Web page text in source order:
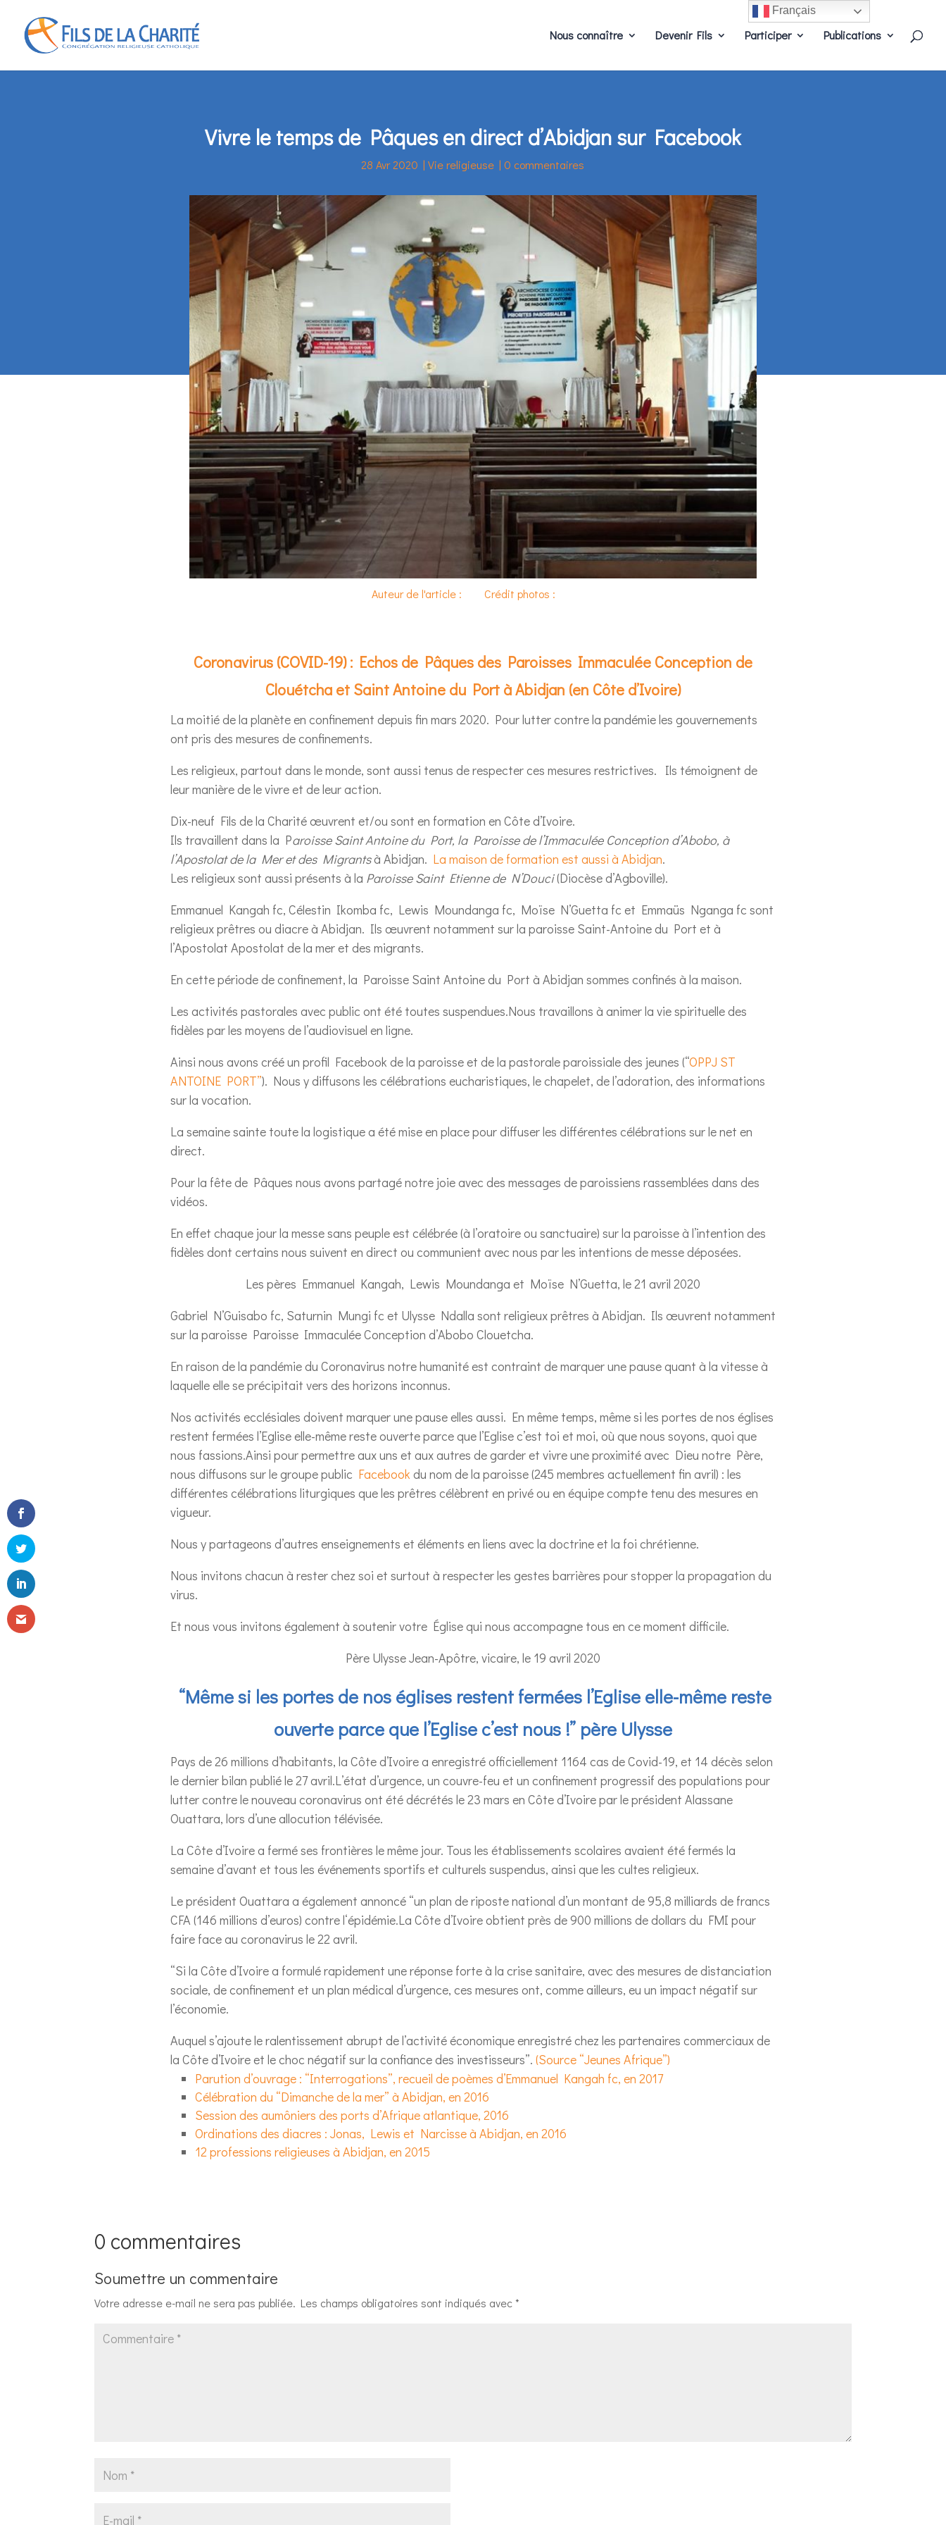
Nous connaître Devenir Fils Participer Publications
Vivre le temps de Pâques en direct d’Abidjan sur Facebook
28 Avr 2020 |Vie religieuse | 0 commentaires
Auteur de l'article : Crédit photos :
Coronavirus (COVID-19) : Echos de Pâques des Paroisses Immaculée Conception de
Clouétcha et Saint Antoine du Port à Abidjan (en Côte d’Ivoire)
La moitié de la planète en confinement depuis fin mars 2020. Pour lutter contre la pandémie les gouvernements
ont pris des mesures de confinements.
Les religieux, partout dans le monde, sont aussi tenus de respecter ces mesures restrictives. Ils témoignent de
leur manière de le vivre et de leur action.
Dix-neuf Fils de la Charité œuvrent et/ou sont en formation en Côte d’Ivoire.
Ils travaillent dans la Paroisse Saint Antoine du Port, la Paroisse de l’Immaculée Conception d’Abobo, à
l’Apostolat de la Mer et des Migrantsà Abidjan. La maison de formation est aussi à Abidjan.
Les religieux sont aussi présents à la Paroisse Saint Etienne de N’Douci(Diocèse d’Agboville).
Emmanuel Kangah fc, Célestin Ikomba fc, Lewis Moundanga fc, Moïse N’Guetta fc et Emmaüs Nganga fc sont
religieux prêtres ou diacre à Abidjan. Ils œuvrent notamment sur la paroisse Saint-Antoine du Port et à
l’Apostolat Apostolat de la mer et des migrants.
En cette période de confinement, la Paroisse Saint Antoine du Port à Abidjan sommes confinés à la maison.
Les activités pastorales avec public ont été toutes suspendues.Nous travaillons à animer la vie spirituelle des
fidèles par les moyens de l’audiovisuel en ligne.
Ainsi nous avons créé un profil Facebook de la paroisse et de la pastorale paroissiale des jeunes (“OPPJ ST
ANTOINE PORT”). Nous y diffusons les célébrations eucharistiques, le chapelet, de l’adoration, des informations
sur la vocation.
La semaine sainte toute la logistique a été mise en place pour diffuser les différentes célébrations sur le net en
direct.
Pour la fête de Pâques nous avons partagé notre joie avec des messages de paroissiens rassemblées dans des
vidéos.
En effet chaque jour la messe sans peuple est célébrée (à l’oratoire ou sanctuaire) sur la paroisse à l’intention des
fidèles dont certains nous suivent en direct ou communient avec nous par les intentions de messe déposées.
Les pères Emmanuel Kangah, Lewis Moundanga et Moïse N’Guetta, le 21 avril 2020
Gabriel N’Guisabo fc, Saturnin Mungi fc et Ulysse Ndalla sont religieux prêtres à Abidjan. Ils œuvrent notamment
sur la paroisse Paroisse Immaculée Conception d’Abobo Clouetcha.
En raison de la pandémie du Coronavirus notre humanité est contraint de marquer une pause quant à la vitesse à
laquelle elle se précipitait vers des horizons inconnus.
Nos activités ecclésiales doivent marquer une pause elles aussi. En même temps, même si les portes de nos églises
restent fermées l’Eglise elle-même reste ouverte parce que l’Eglise c’est toi et moi, où que nous soyons, quoi que
nous fassions.Ainsi pour permettre aux uns et aux autres de garder et vivre une proximité avec Dieu notre Père,
nous diffusons sur le groupe public Facebook du nom de la paroisse (245 membres actuellement fin avril) : les
différentes célébrations liturgiques que les prêtres célèbrent en privé ou en équipe compte tenu des mesures en
vigueur.
Nous y partageons d’autres enseignements et éléments en liens avec la doctrine et la foi chrétienne.
Nous invitons chacun à rester chez soi et surtout à respecter les gestes barrières pour stopper la propagation du
virus.
Et nous vous invitons également à soutenir votre Église qui nous accompagne tous en ce moment difficile.
Père Ulysse Jean-Apôtre, vicaire, le 19 avril 2020
“Même si les portes de nos églises restent fermées l’Eglise elle-même reste
ouverte parce que l’Eglise c’est nous !” père Ulysse
Pays de 26 millions d’habitants, la Côte d’Ivoire a enregistré officiellement 1164 cas de Covid-19, et 14 décès selon
le dernier bilan publié le 27 avril.L’état d’urgence, un couvre-feu et un confinement progressif des populations pour
lutter contre le nouveau coronavirus ont été décrétés le 23 mars en Côte d’Ivoire par le président Alassane
Ouattara, lors d’une allocution télévisée.
La Côte d’Ivoire a fermé ses frontières le même jour. Tous les établissements scolaires avaient été fermés la
semaine d’avant et tous les événements sportifs et culturels suspendus, ainsi que les cultes religieux.
Le président Ouattara a également annoncé “un plan de riposte national d’un montant de 95,8 milliards de francs
CFA (146 millions d’euros) contre l‘épidémie.La Côte d’Ivoire obtient près de 900 millions de dollars du FMI pour
faire face au coronavirus le 22 avril.
“Si la Côte d’Ivoire a formulé rapidement une réponse forte à la crise sanitaire, avec des mesures de distanciation
sociale, de confinement et un plan médical d’urgence, ces mesures ont, comme ailleurs, eu un impact négatif sur
l’économie.
Auquel s’ajoute le ralentissement abrupt de l’activité économique enregistré chez les partenaires commerciaux de
la Côte d’Ivoire et le choc négatif sur la confiance des investisseurs”. (Source “Jeunes Afrique”)
Parution d’ouvrage : “Interrogations”, recueil de poèmes d’Emmanuel Kangah fc, en 2017
Célébration du “Dimanche de la mer” à Abidjan, en 2016
Session des aumôniers des ports d’Afrique atlantique, 2016
Ordinations des diacres : Jonas, Lewis et Narcisse à Abidjan, en 2016
12 professions religieuses à Abidjan, en 2015
0 commentaires
Soumettre un commentaire
Votre adresse e-mail ne sera pas publiée. Les champs obligatoires sont indiqués avec*
Français